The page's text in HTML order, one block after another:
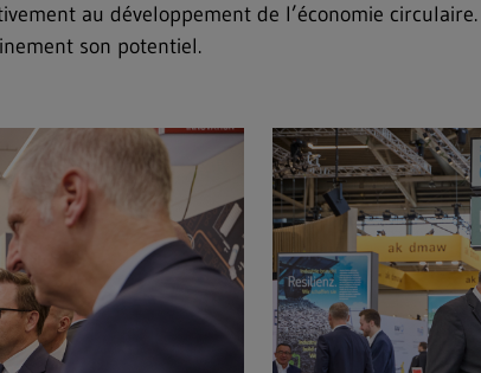
au développement de l’économie
son potentiel.